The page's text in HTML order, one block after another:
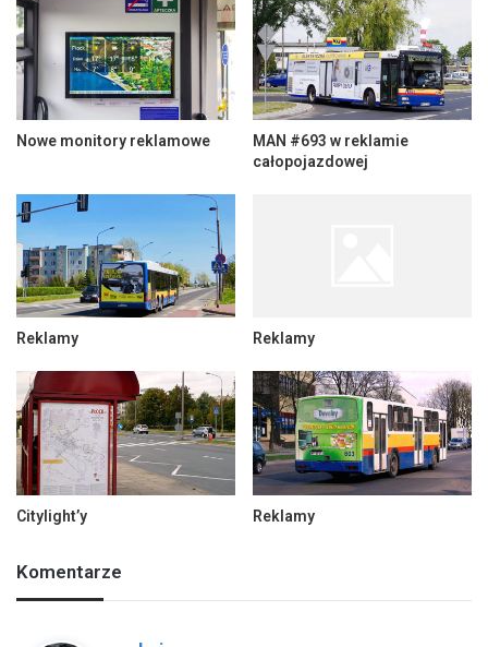
Nowe monitory reklamowe
MAN #693 w reklamie
całopojazdowej
Reklamy Reklamy
Citylight’y Reklamy
Komentarze